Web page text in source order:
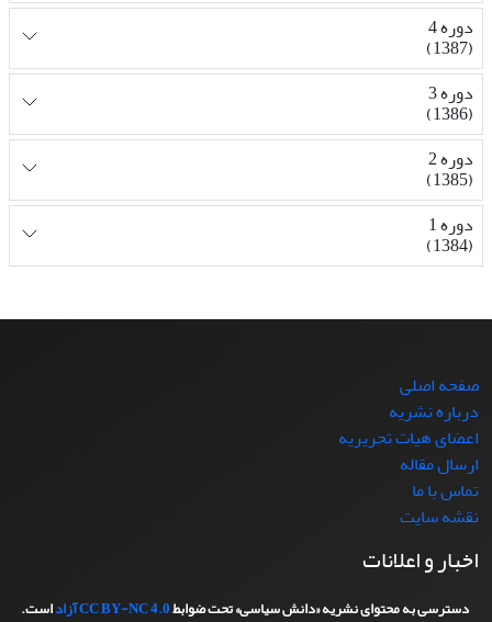
دوره 4
(1387)
دوره 3
(1386)
دوره 2
(1385)
دوره 1
(1384)
صفحه اصلی
درباره نشریه
اعضای هیات تحریریه
ارسال مقاله
تماس با ما
نقشه سایت
اخبار و اعلانات
دسترسی به محتوای نشریه «دانش سیاسی» تحت ضوابطCC BY-NC 4.0آزاداست.